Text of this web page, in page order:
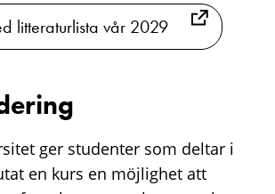
litteraturlista vår 2029
ger studenter som deltar i
en kurs en möjlighet att